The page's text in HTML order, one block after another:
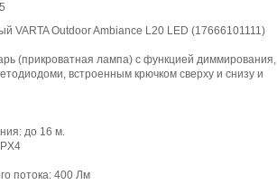
VARTA Outdoor Ambiance L20 LED (17666101111)
(прикроватная лампа) с функцией диммирования,
встроенным крючком сверху и снизу и
до 16 м.
потока: 400 Лм